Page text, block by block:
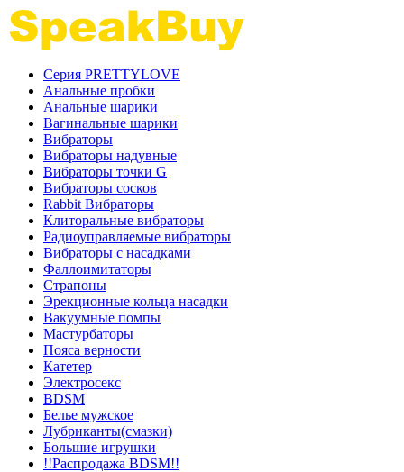
Серия PRETTYLOVE
Анальные пробки
Анальные шарики
Вагинальные шарики
Вибраторы
Вибраторы надувные
Вибраторы точки G
Вибраторы сосков
Rabbit Вибраторы
Клиторальные вибраторы
Радиоуправляемые вибраторы
Вибраторы с насадками
Фаллоимитаторы
Страпоны
Эрекционные кольца насадки
Вакуумные помпы
Мастурбаторы
Пояса верности
Катетер
Электросекс
BDSM
Белье мужское
Лубриканты(смазки)
Большие игрушки
!!Распродажа BDSM!!